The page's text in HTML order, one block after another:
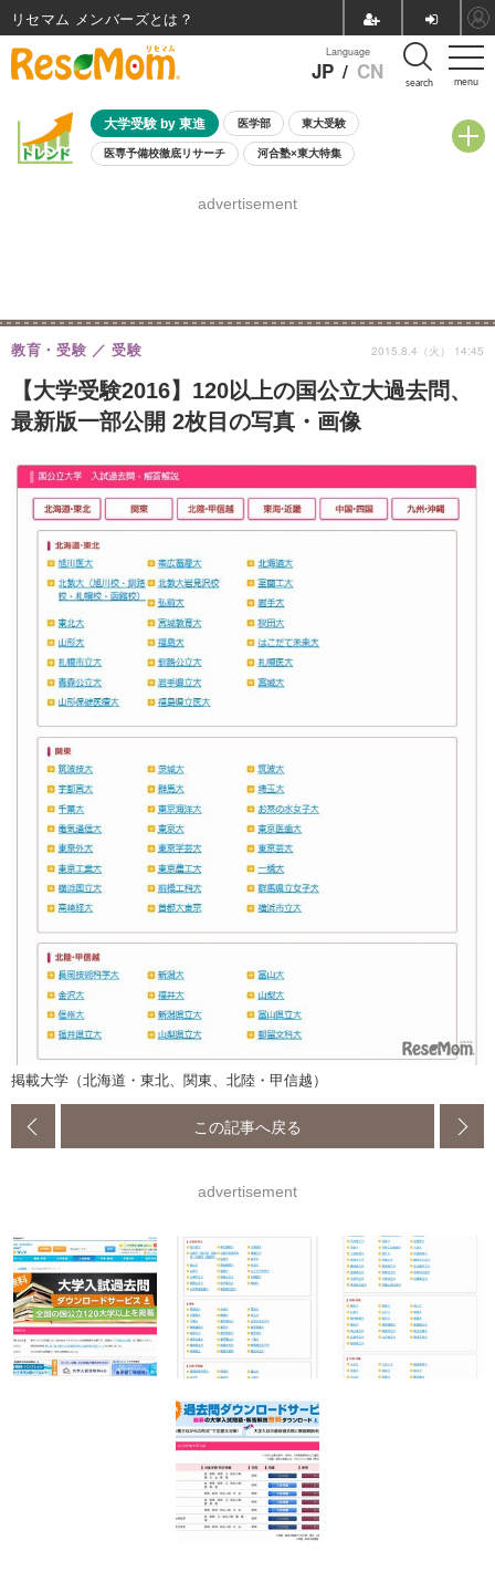
menu
Language
JP / CN search
大学受験 by 東進 医学部 東大受験
医専予備校徹底リサーチ 河合塾×東大特集
8月開催学校説明会・相談会
advertisement
【大学受験2016】120以上の国公立大過去問、
最新版一部公開 2枚目の写真・画像
教育・受験 受験 2015.8.4（火） 14:45
掲載大学（北海道・東北、関東、北陸・甲信越）
この記事へ戻る
advertisement
リセマム メンバーズ